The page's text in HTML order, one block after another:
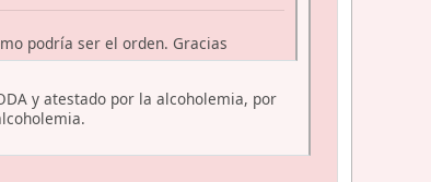
podría ser el orden. Gracias
y atestado por la alcoholemia, por